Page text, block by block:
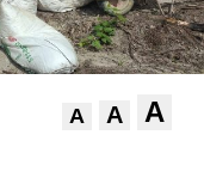
A A A